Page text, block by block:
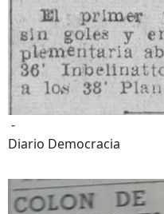
-
Diario Democracia